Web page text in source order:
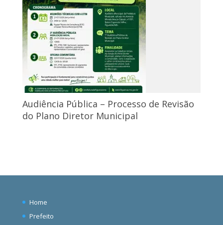
Audiência Pública – Processo de Revisão
do Plano Diretor Municipal
Home
Prefeito